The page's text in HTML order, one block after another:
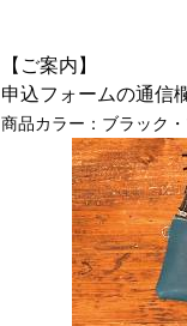
【ご案内】
申込フォームの通信
商品カラー：ブラック